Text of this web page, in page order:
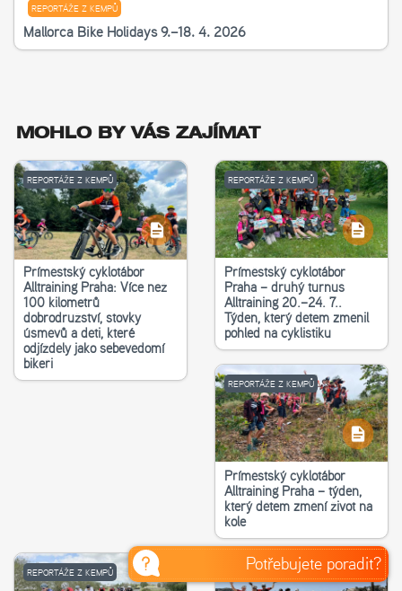
Potřebujete poradit?
REPORTÁŽE Z KEMPŮ
Mallorca Bike Holidays 9.–18. 4. 2026
MOHLO BY VÁS ZAJÍMAT
REPORTÁŽE Z KEMPŮ
Příměstský cyklotábor
Alltraining Praha: Více než
100 kilometrů
dobrodružství, stovky
úsměvů a děti, které
odjížděly jako sebevědomí
bikeři
REPORTÁŽE Z KEMPŮ
Příměstský cyklotábor
Praha – druhý turnus
Alltraining 20.–24. 7..
Týden, který dětem změnil
pohled na cyklistiku
REPORTÁŽE Z KEMPŮ
Příměstský cyklotábor
Alltraining Praha – týden,
který dětem změní život na
kole
REPORTÁŽE Z KEMPŮ REPORTÁŽE Z KEMPŮ